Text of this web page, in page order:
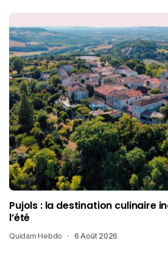
Pujols : la destination culinaire
l’été
Quidam Hebdo 6 Août 2026